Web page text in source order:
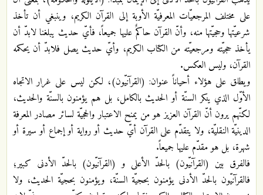
على مختلف المرجعيّات المعرفيّة الأوبة إلى القرآن الكريم، وينبغي أن تأخذ
شرعيّتها وحجيّتها منه، وأنّ القرآن حاكمٌ عليها جميعاً، فأيّ حديث يبلغنا لابدّ أن
يأخذ حجيّته ومرجعيّته من الكتاب الكريم، وأيّ حديث يصل فلابدّ أن يحكمه
القرآن، وليس العكس.
ويطلق على هؤلاء أحياناً عنوان: (القرآنيّون)، لكن ليس على غرار الاتجاه
الأوّل الذي ينكر السنّة أو الحديث بالكامل، بل هم يؤمنون بالسنّة والحديث،
لكنّهم يرون أنّ القرآن العزيز هو من يمنح الاعتبار والحجيّة لسائر مصادر المعرفة
الدينيّة النقليّة، ولا يتقدّم على القرآن أيّ حديث أو رواية أو إجماع أو سيرة أو
شهرة، بل هو مقدّم عليها جميعاً.
فالفرق بين (القرآنيّون) بالحدّ الأعلى و (القرآنيّون) بالحدّ الأدنى كبير؛
فالقرآنيّون بالحدّ الأدنى يؤمنون بحجيّة السنّة، ويؤمنون بحجيّة الحديث، ولا